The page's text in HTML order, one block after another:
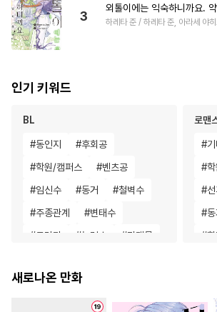
3
외톨이에는 익숙하니까요.
하레타 준 / 하레타 준, 아라세 야
인기 키워드
BL
#동인지 #후회공
#학원/캠퍼스 #벤츠공
#임신수 #동거 #철벽수
#주종관계 #변태수
#드라마 #능력수 #리맨물
#문란수 #존댓말공
음험공
로맨
#
#
#선
#동
#힐
#
새로나온 만화